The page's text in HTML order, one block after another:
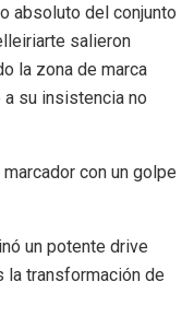
absoluto del conjunto
salieron
la zona de marca
a su insistencia no
con un golpe
un potente drive
la transformación de